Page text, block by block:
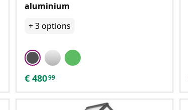
aluminium
+3options
€ 48099